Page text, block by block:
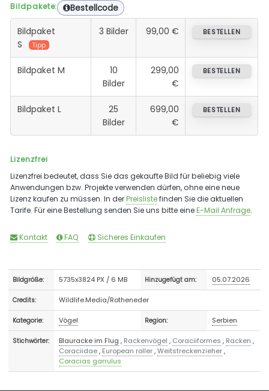
Bildpakete: Bestellcode
Bildpaket
S
Tipp
3 Bilder 99,00 € BESTELLEN
Bildpaket M
10
Bilder
299,00
€
BESTELLEN
Bildpaket L
25
Bilder
699,00
€
BESTELLEN
Lizenzfrei
Lizenzfrei bedeutet, dass Sie das gekaufte Bild für beliebig viele
Anwendungen bzw. Projekte verwenden dürfen, ohne eine neue
Lizenz kaufen zu müssen. In derPreislistefinden Sie die aktuellen
Tarife. Für eine Bestellung senden Sie uns bitte eineE-Mail Anfrage.
Kontakt FAQ Sicheres Einkaufen
Bildgröße: 5735x3824 PX / 6 MB Hinzugefügt am: 05.07.2026
Credits: Wildlife.Media/Rotheneder
Kategorie: Vögel Region: Serbien
Stichwörter: Blauracke im Flug , Rackenvögel , Coraciiformes , Racken ,
Coraciidae, European roller,Weitstreckenzieher,
Coracias garrulus